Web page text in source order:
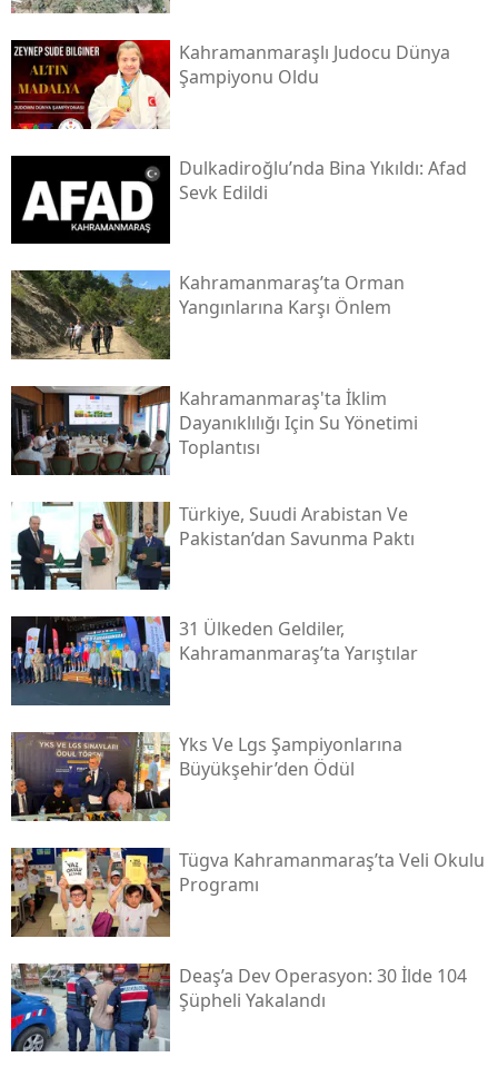
Kahramanmaraşlı Judocu Dünya
Şampiyonu Oldu
Dulkadiroğlu’nda Bina Yıkıldı: Afad
Sevk Edildi
Kahramanmaraş’ta Orman
Yangınlarına Karşı Önlem
Kahramanmaraş'ta İklim
Dayanıklılığı Için Su Yönetimi
Toplantısı
Türkiye, Suudi Arabistan Ve
Pakistan’dan Savunma Paktı
31 Ülkeden Geldiler,
Kahramanmaraş’ta Yarıştılar
Yks Ve Lgs Şampiyonlarına
Büyükşehir’den Ödül
Tügva Kahramanmaraş’ta Veli Okulu
Programı
Deaş’a Dev Operasyon: 30 İlde 104
Şüpheli Yakalandı